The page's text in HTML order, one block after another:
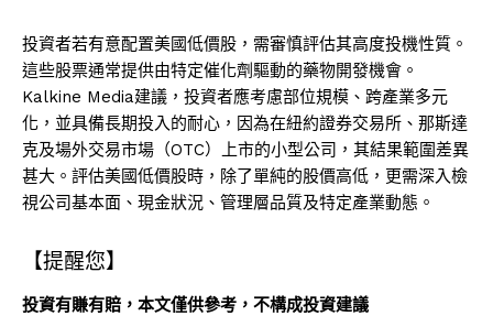
投資者若有意配置美國低價股，需審慎評估其高度投機性質。
這些股票通常提供由特定催化劑驅動的藥物開發機會。
Kalkine Media建議，投資者應考慮部位規模、跨產業多元
化，並具備長期投入的耐心，因為在紐約證券交易所、那斯達
克及場外交易市場（OTC）上市的小型公司，其結果範圍差異
甚大。評估美國低價股時，除了單純的股價高低，更需深入檢
視公司基本面、現金狀況、管理層品質及特定產業動態。
【提醒您】
投資有賺有賠，本文僅供參考，不構成投資建議